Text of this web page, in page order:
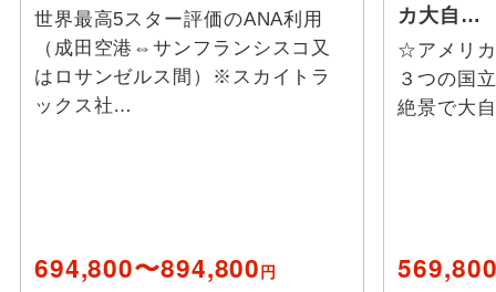
デナリ
デナリ
世界最高5スター評価のANA利用
（成田空港⇔サンフランシスコ又
はロサンゼルス間）※スカイトラ
ックス社…
694,800〜894,800円
カ大自…
☆アメリ
３つの国
絶景で大